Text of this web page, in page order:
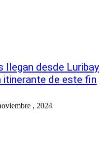
llegan desde Luribay
itinerante de este fin
, 2024